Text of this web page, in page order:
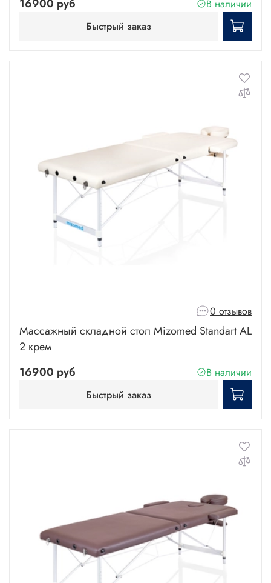
16900 руб
В наличии
Быстрый заказ
0 отзывов
Массажный складной стол Mizomed Standart AL
2 крем
16900 руб
В наличии
Быстрый заказ